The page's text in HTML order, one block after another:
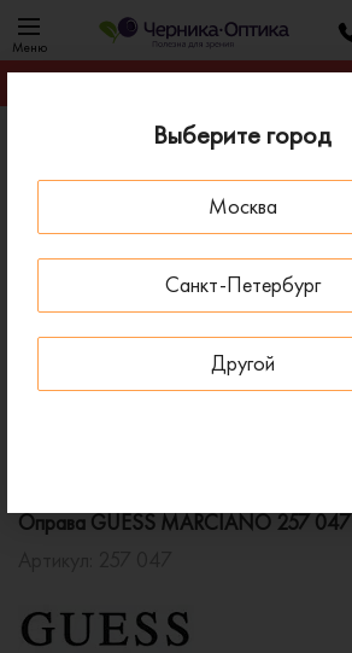
Выберите город
Москва
Санкт-Петербург
Другой
Меню
Гарантируем лучшую цену на
Оправы для очков
Оправа GUESS MARCIANO 257
Оправа GUESS MARCIANO 257 047
ПОД ЗАКАЗ